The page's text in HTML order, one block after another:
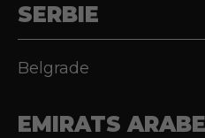
SERBIE
Belgrade
EMIRATS